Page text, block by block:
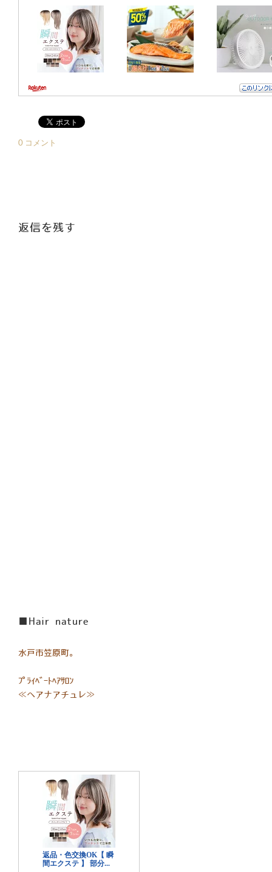
0 コメント
返信を残す
■Hair nature
水戸市笠原町。
ﾌﾟﾗｲﾍﾞｰﾄﾍｱｻﾛﾝ
≪ヘアナアチュレ≫